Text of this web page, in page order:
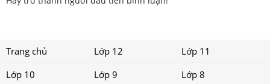
Trang chủ Lớp 12
Lớp 11
Lớp 10
Lớp 9
Lớp 8